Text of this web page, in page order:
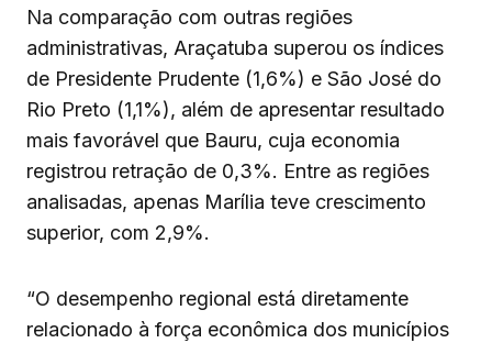
Na comparação com outras regiões
administrativas, Araçatuba superou os índices
de Presidente Prudente (1,6%) e São José do
Rio Preto (1,1%), além de apresentar resultado
mais favorável que Bauru, cuja economia
registrou retração de 0,3%. Entre as regiões
analisadas, apenas Marília teve crescimento
superior, com 2,9%.
“O desempenho regional está diretamente
relacionado à força econômica dos municípios